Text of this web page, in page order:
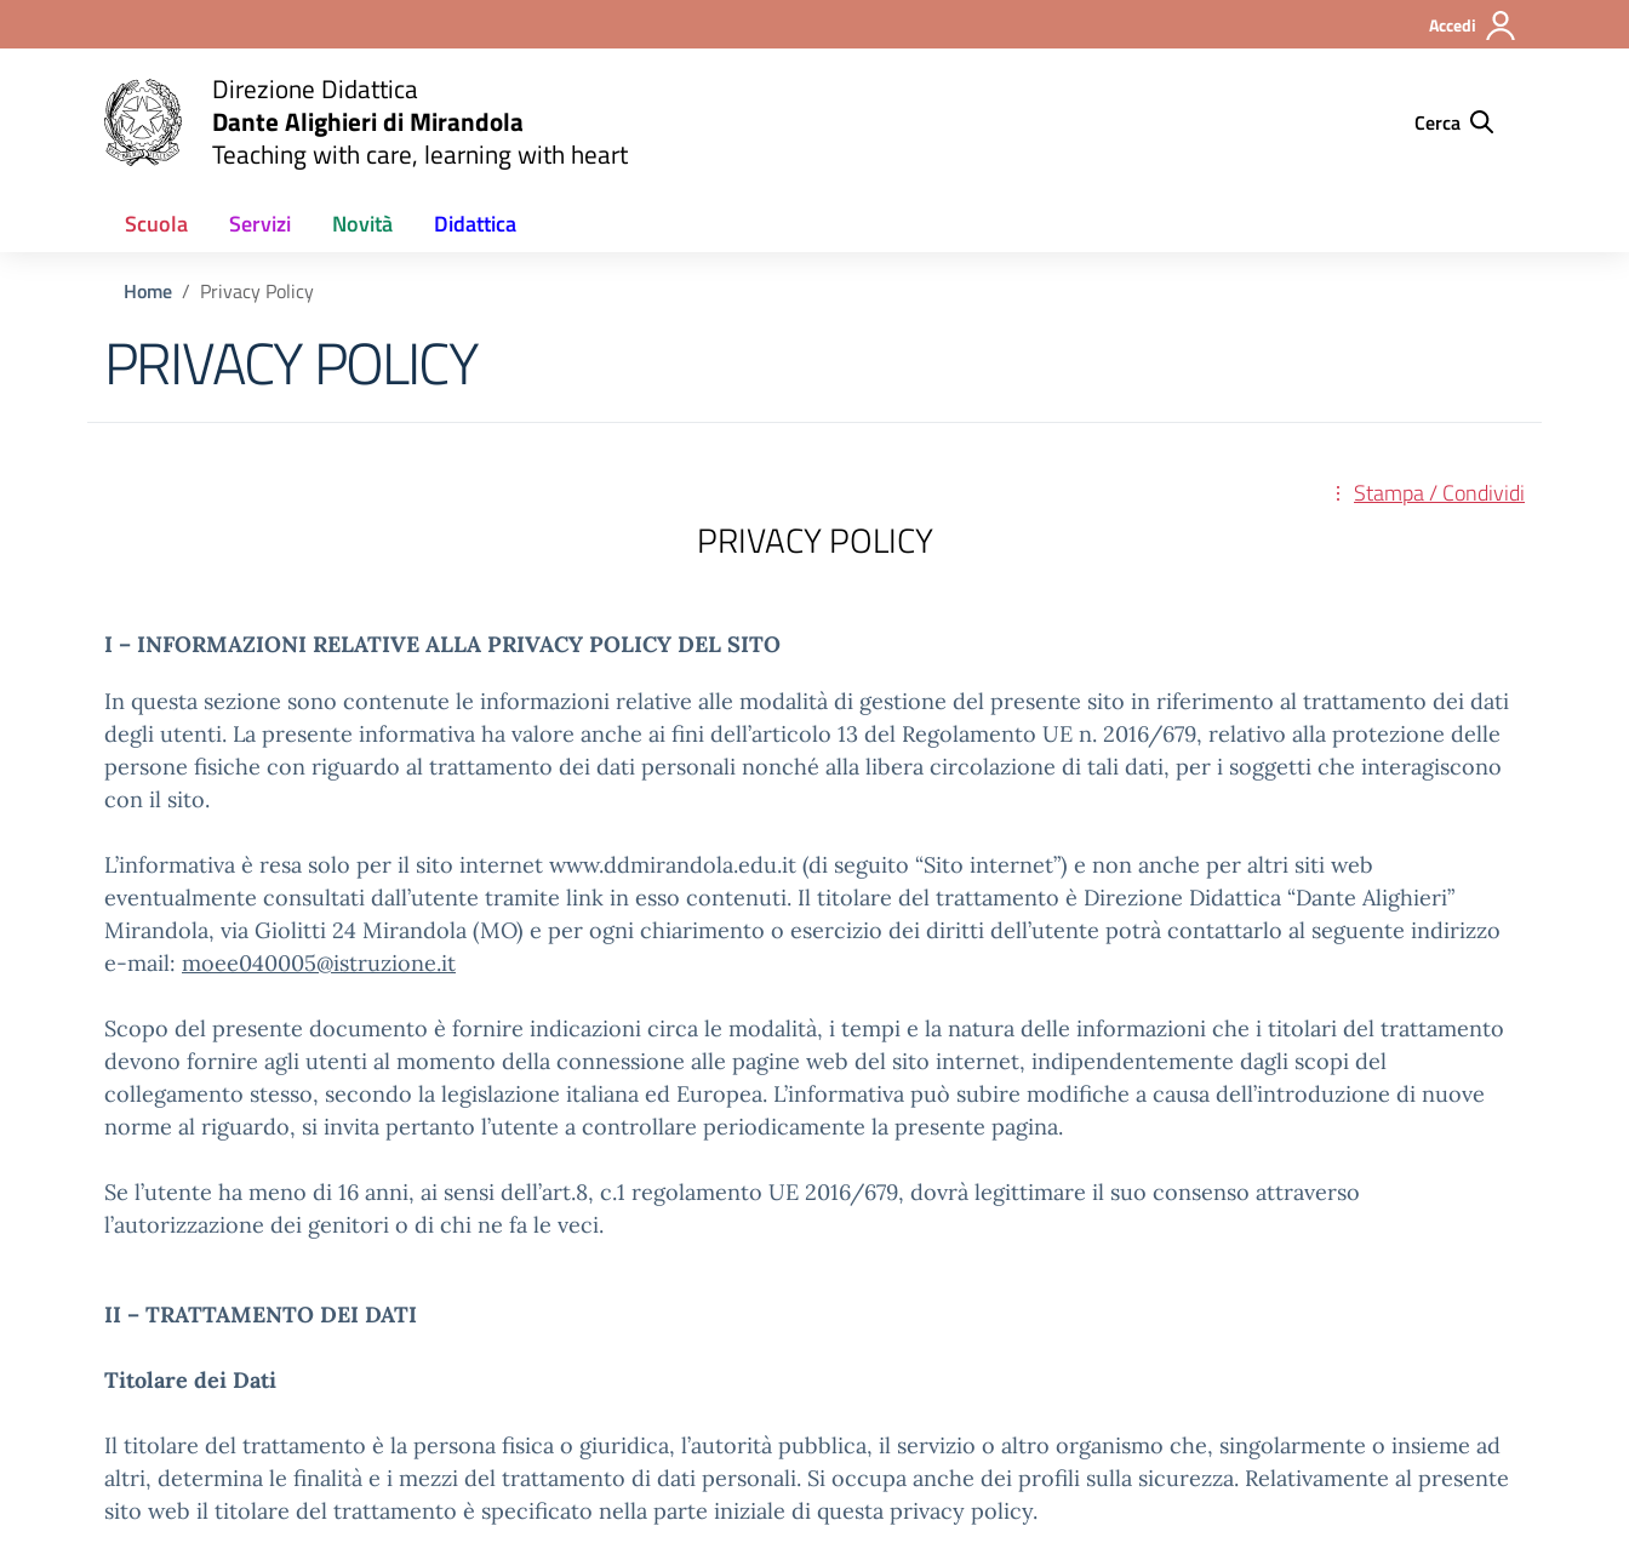
Accedi
Direzione Didattica
Dante Alighieri di Mirandola
Teaching with care, learning with heart
Cerca
Scuola Servizi Novità Didattica
Home Privacy Policy
PRIVACY POLICY
Stampa / Condividi
PRIVACY POLICY
I – INFORMAZIONI RELATIVE ALLA PRIVACY POLICY DEL SITO
In questa sezione sono contenute le informazioni relative alle modalità di gestione del presente sito in riferimento al trattamento dei dati
degli utenti. La presente informativa ha valore anche ai fini dell’articolo 13 del Regolamento UE n. 2016/679, relativo alla protezione delle
persone fisiche con riguardo al trattamento dei dati personali nonché alla libera circolazione di tali dati, per i soggetti che interagiscono
con il sito.
L’informativa è resa solo per il sito internet www.ddmirandola.edu.it (di seguito “Sito internet”) e non anche per altri siti web
eventualmente consultati dall’utente tramite link in esso contenuti. Il titolare del trattamento è Direzione Didattica “Dante Alighieri”
Mirandola, via Giolitti 24 Mirandola (MO) e per ogni chiarimento o esercizio dei diritti dell’utente potrà contattarlo al seguente indirizzo
e-mail: moee040005@istruzione.it
Scopo del presente documento è fornire indicazioni circa le modalità, i tempi e la natura delle informazioni che i titolari del trattamento
devono fornire agli utenti al momento della connessione alle pagine web del sito internet, indipendentemente dagli scopi del
collegamento stesso, secondo la legislazione italiana ed Europea. L’informativa può subire modifiche a causa dell’introduzione di nuove
norme al riguardo, si invita pertanto l’utente a controllare periodicamente la presente pagina.
Se l’utente ha meno di 16 anni, ai sensi dell’art.8, c.1 regolamento UE 2016/679, dovrà legittimare il suo consenso attraverso
l’autorizzazione dei genitori o di chi ne fa le veci.
II – TRATTAMENTO DEI DATI
Titolare dei Dati
Il titolare del trattamento è la persona fisica o giuridica, l’autorità pubblica, il servizio o altro organismo che, singolarmente o insieme ad
altri, determina le finalità e i mezzi del trattamento di dati personali. Si occupa anche dei profili sulla sicurezza. Relativamente al presente
sito web il titolare del trattamento è specificato nella parte iniziale di questa privacy policy.